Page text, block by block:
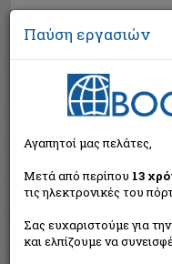
Αναζήτηση
Παύση εργασιών
Αγαπητοί μας πελάτες,
Μετά από περίπου 13
τις ηλεκτρονικές του
Σας ευχαριστούμε για
και ελπίζουμε να